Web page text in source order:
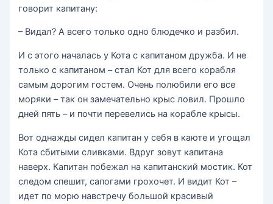
говорит капитану:
– Видал? А всего только одно блюдечко и разбил.
И с этого началась у Кота с капитаном дружба. И не
только с капитаном – стал Кот для всего корабля
самым дорогим гостем. Очень полюбили его все
моряки – так он замечательно крыс ловил. Прошло
дней пять – и почти перевелись на корабле крысы.
Вот однажды сидел капитан у себя в каюте и угощал
Кота сбитыми сливками. Вдруг зовут капитана
наверх. Капитан побежал на капитанский мостик. Кот
следом спешит, сапогами грохочет. И видит Кот –
идет по морю навстречу большой красивый